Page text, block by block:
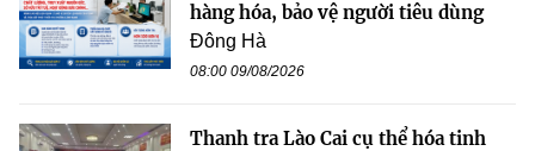
hàng hóa, bảo vệ người tiêu dùng
Đông Hà
08:00 09/08/2026
Thanh tra Lào Cai cụ thể hóa tinh